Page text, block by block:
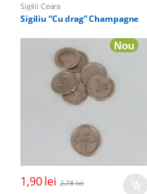
Sigilii Ceara
Sigiliu “Cu drag” Champagne
Nou
1,90lei 2,78lei